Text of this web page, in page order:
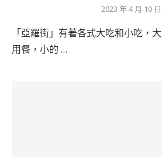
2023 年 4 月 10 日
「亞羅街」有著各式大吃和小吃，
用餐，小的 …